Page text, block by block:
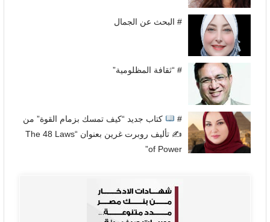
# البحث عن الجمال
# “ثقافة المظلومية”
#
كتاب جديد “كيف تمسك بزمام القوة” من
✍
تأليف روبرت غرين بعنوان “The 48 Laws
of Power”